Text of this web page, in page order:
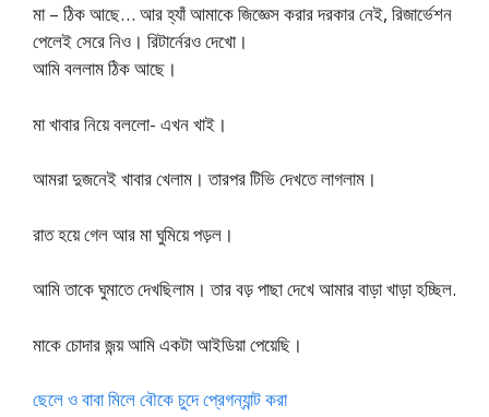
মা – ঠিক আছে… আর হ্যাঁ আমাকে জিজ্ঞেস করার দরকার নেই, রিজার্ভেশন
পেলেই সেরে নিও। রিটার্নেরও দেখো।
আমি বললাম ঠিক আছে।
মা খাবার নিয়ে বললো- এখন খাই।
আমরা দুজনেই খাবার খেলাম। তারপর টিভি দেখতে লাগলাম।
রাত হয়ে গেল আর মা ঘুমিয়ে পড়ল।
আমি তাকে ঘুমাতে দেখছিলাম। তার বড় পাছা দেখে আমার বাড়া খাড়া হচ্ছিল.
মাকে চোদার জন্য় আমি একটা আইডিয়া পেয়েছি।
ছেলে ও বাবা মিলে বৌকে চুদে প্রেগন্যান্ট করা